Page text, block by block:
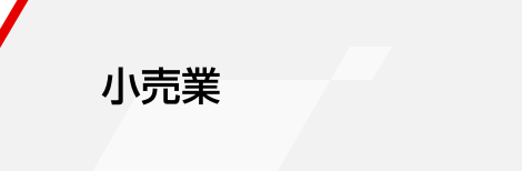
小売業